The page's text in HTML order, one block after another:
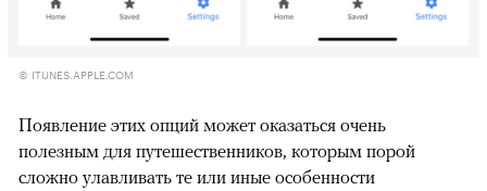
© ITUNES.APPLE.COM
Появление этих опций может оказаться очень
полезным для путешественников, которым порой
сложно улавливать те или иные особенности